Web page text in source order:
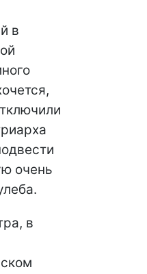
в
очень
в